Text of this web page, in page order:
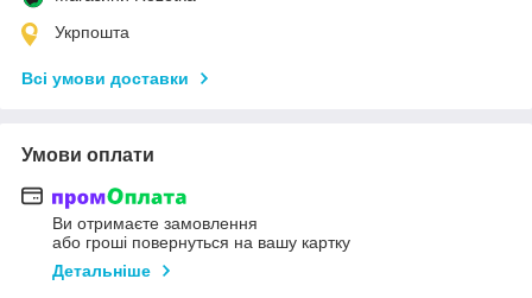
Укрпошта
Всі умови доставки
Умови оплати
Ви отримаєте замовлення
або гроші повернуться на вашу картку
Детальніше